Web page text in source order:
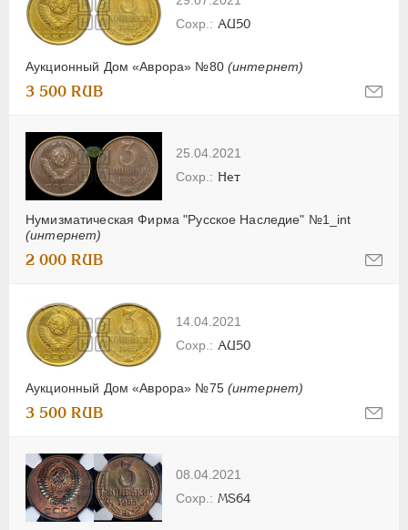
Аукционный Дом «Аврора» №80 (интернет)
AU50
3 500 RUB
25.04.2021
Нумизматическая Фирма "Русское Наследие" №1_int
(интернет)
Нет
2 000 RUB
14.04.2021
Аукционный Дом «Аврора» №75 (интернет)
AU50
3 500 RUB
08.04.2021
MS64